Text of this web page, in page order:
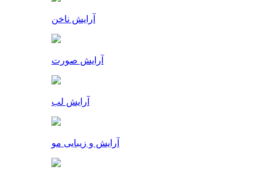
آرایش ناخن
آرایش صورت
آرایش لب
آرایش و زیبایی مو